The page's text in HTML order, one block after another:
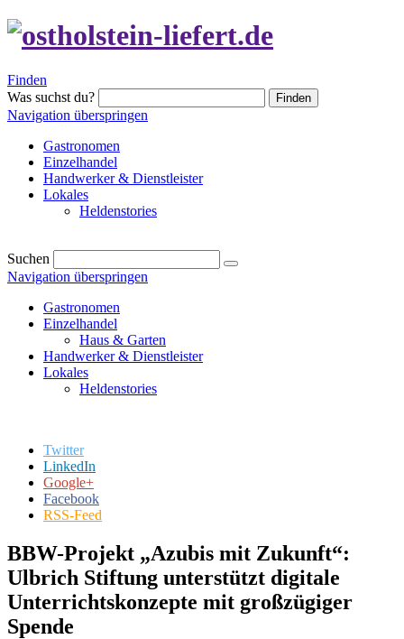
Finden
Was suchst du?
Finden
Navigation überspringen
Gastronomen
Einzelhandel
Handwerker & Dienstleister
Lokales
Heldenstories
Suchen
Navigation überspringen
Gastronomen
Einzelhandel
Haus & Garten
Handwerker & Dienstleister
Lokales
Heldenstories
Twitter
LinkedIn
Google+
Facebook
RSS-Feed
BBW-Projekt „Azubis mit Zukunft“:
Ulbrich Stiftung unterstützt digitale
Unterrichtskonzepte mit großzügiger
Spende